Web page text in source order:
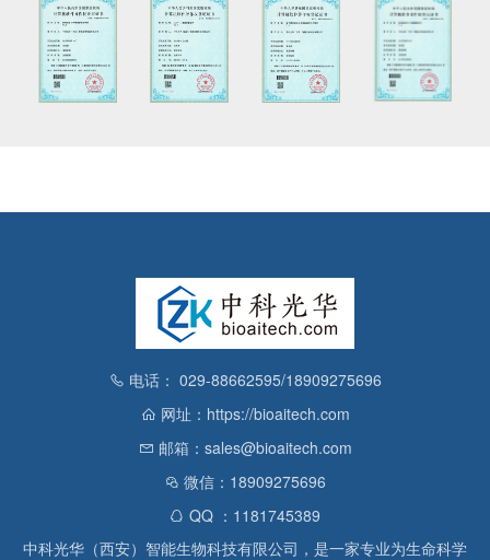
电话： 029-88662595/18909275696
网址：https://bioaitech.com
邮箱：sales@bioaitech.com
微信：18909275696
QQ ：1181745389
中科光华（西安）智能生物科技有限公司，是一家专业为生命科学